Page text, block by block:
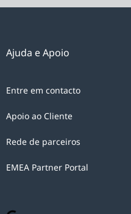
e
do
Regulamento
2016/679
do
e
do
Ajuda e Apoio
Entre em contacto
Apoio ao Cliente
Rede de parceiros
EMEA Partner Portal